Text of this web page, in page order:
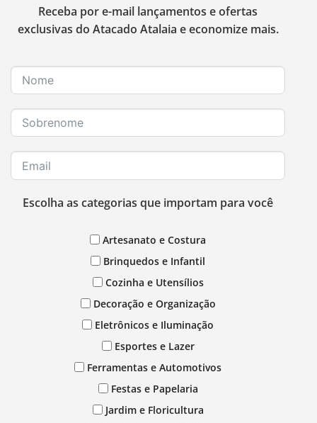
Receba por e-mail lançamentos e ofertas
exclusivas do Atacado Atalaia e economize mais.
Escolha as categorias que importam para você
Artesanato e Costura
Brinquedos e Infantil
Cozinha e Utensílios
Decoração e Organização
Eletrônicos e Iluminação
Esportes e Lazer
Ferramentas e Automotivos
Festas e Papelaria
Jardim e Floricultura